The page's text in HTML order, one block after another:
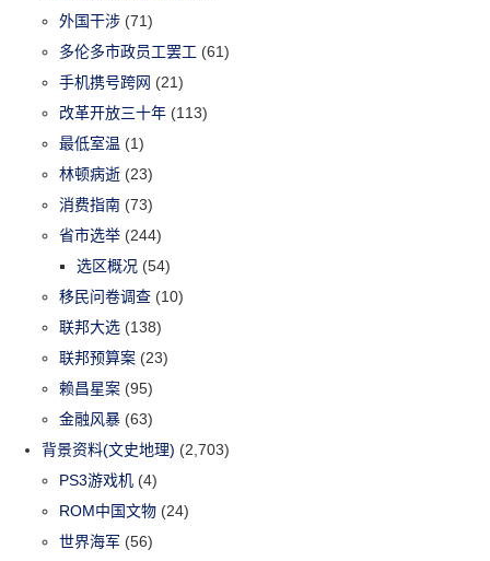
外国干涉 (71)
多伦多市政员工罢工 (61)
手机携号跨网 (21)
改革开放三十年 (113)
最低室温 (1)
林顿病逝 (23)
消费指南 (73)
省市选举 (244)
选区概况 (54)
移民问卷调查 (10)
联邦大选 (138)
联邦预算案 (23)
赖昌星案 (95)
金融风暴 (63)
背景资料(文史地理) (2,703)
PS3游戏机 (4)
ROM中国文物 (24)
世界海军 (56)